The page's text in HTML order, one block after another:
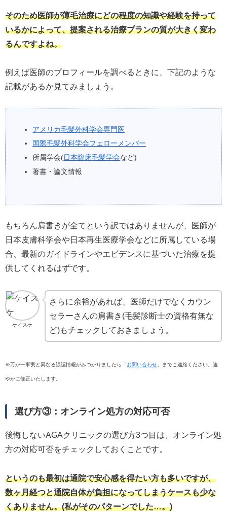
そのため医師が薄毛治療にどの程度の知識や経験を持って
いるかによって、提案される治療プランの質が大きく変わ
るんですよね。
例えば医師のプロフィールを調べるときに、下記のような
記載があるか見てみましょう。
アメリカ毛髪外科学会専門医
国際毛髪外科学会フェローメンバー
所属学会(日本臨床毛髪学会など)
著書・論文情報
もちろん肩書きが全てという訳ではありませんが、医師が
日本皮膚科学会や日本再生医療学会などに所属している場
合、最新のガイドラインやエビデンスに基づいた治療を提
供してくれるはずです。
ケイスケ
さらに余裕があれば、医師だけでなくカウン
セラーさんの肩書き(毛髪診断士の資格有無な
ど)もチェックしておきましょう。
※万が一事実と異なる誤認情報がみつかりましたら「お問い合わせ 」までご連絡ください。速
やかに修正いたします。
選び方③：オンライン処方の対応可否
後悔しないAGAクリニックの選び方3つ目は、オンライン処
方の対応可否をチェックしておくことです。
というのも最初は通院で安心感を得たい方も多いですが、
数ヶ月経つと通院自体が負担になってしまうケースも少な
くありません。(私がそのパターンでした…。)